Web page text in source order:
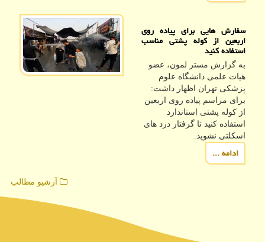
سفارش هایی برای پیاده روی
اربعین از کوله پشتی مناسب
استفاده کنید
به گزارش مستر لمون، عضو
هیات علمی دانشگاه علوم
پزشکی تهران اظهار داشت:
برای مراسم پیاده روی اربعین
از کوله پشتی استاندارد
استفاده کنید تا گرفتار درد های
اسکلتی نشوید.
ادامه ...
آرشیو مطالب